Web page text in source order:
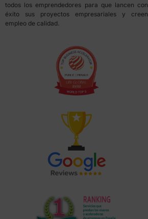
todos los emprendedores para que lancen con
éxito sus proyectos empresariales y creen
empleo de calidad.